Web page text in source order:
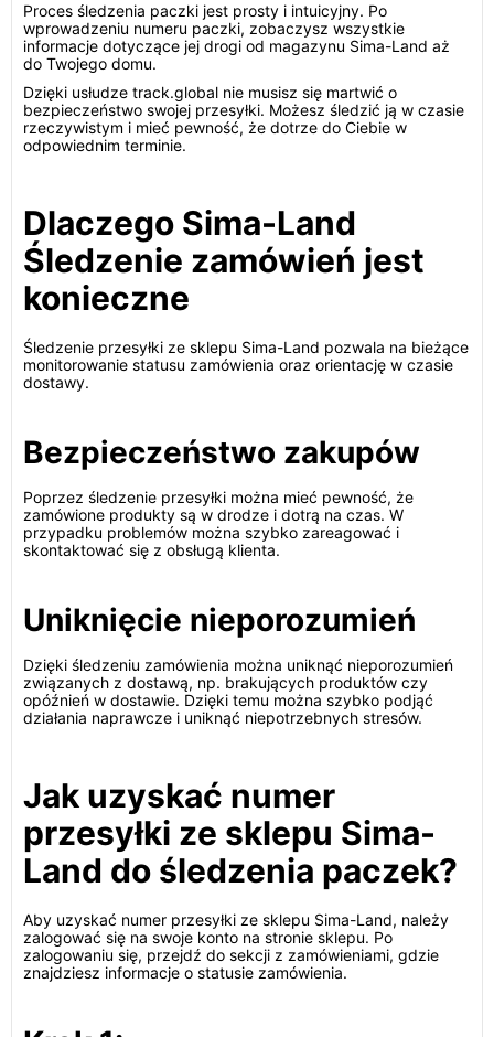
Proces śledzenia paczki jest prosty i intuicyjny. Po
wprowadzeniu numeru paczki, zobaczysz wszystkie
informacje dotyczące jej drogi od magazynu Sima-Land aż
do Twojego domu.
Dzięki usłudze track.global nie musisz się martwić o
bezpieczeństwo swojej przesyłki. Możesz śledzić ją w czasie
rzeczywistym i mieć pewność, że dotrze do Ciebie w
odpowiednim terminie.
Dlaczego Sima-Land
Śledzenie zamówień jest
konieczne
Śledzenie przesyłki ze sklepu Sima-Land pozwala na bieżące
monitorowanie statusu zamówienia oraz orientację w czasie
dostawy.
Bezpieczeństwo zakupów
Poprzez śledzenie przesyłki można mieć pewność, że
zamówione produkty są w drodze i dotrą na czas. W
przypadku problemów można szybko zareagować i
skontaktować się z obsługą klienta.
Uniknięcie nieporozumień
Dzięki śledzeniu zamówienia można uniknąć nieporozumień
związanych z dostawą, np. brakujących produktów czy
opóźnień w dostawie. Dzięki temu można szybko podjąć
działania naprawcze i uniknąć niepotrzebnych stresów.
Jak uzyskać numer
przesyłki ze sklepu Sima-
Land do śledzenia paczek?
Aby uzyskać numer przesyłki ze sklepu Sima-Land, należy
zalogować się na swoje konto na stronie sklepu. Po
zalogowaniu się, przejdź do sekcji z zamówieniami, gdzie
znajdziesz informacje o statusie zamówienia.